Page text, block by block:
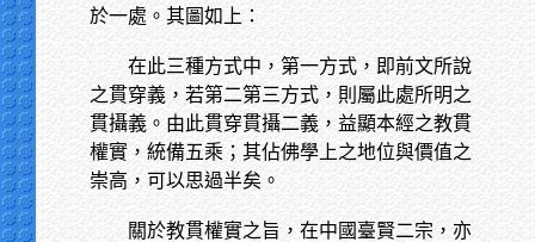
於一處。其圖如上：
在此三種方式中，第一方式，即前文所說
之貫穿義，若第二第三方式，則屬此處所明之
貫攝義。由此貫穿貫攝二義，益顯本經之教貫
權實，統備五乘；其佔佛學上之地位與價值之
崇高，可以思過半矣。
關於教貫權實之旨，在中國臺賢二宗，亦